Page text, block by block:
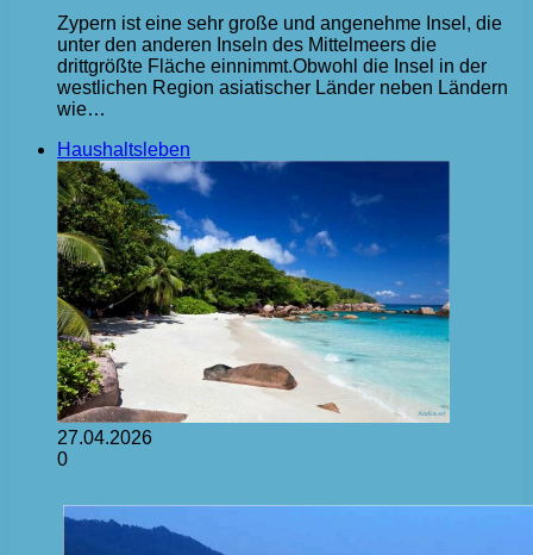
Zypern ist eine sehr große und angenehme Insel, die
unter den anderen Inseln des Mittelmeers die
drittgrößte Fläche einnimmt.Obwohl die Insel in der
westlichen Region asiatischer Länder neben Ländern
wie…
Haushaltsleben
27.04.2026
0